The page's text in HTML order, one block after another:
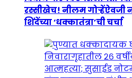
रस्सीखेच! नीलम गोऱ्हेंऐवजी
शिंदेंच्या ‘धक्कातंत्रा’ची चर्चा